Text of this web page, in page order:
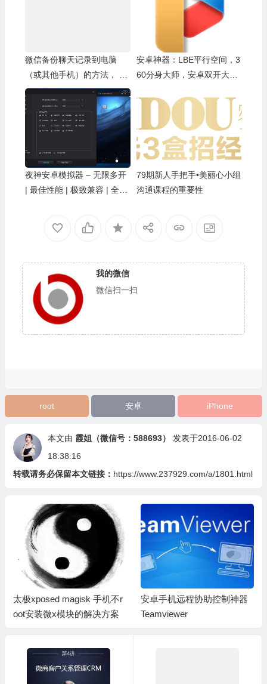
微信备份聊天记录到电脑
（或其他手机）的方法， 安
卓Android / ios苹果iPhone
简单快捷一学就会
安卓神器：LBE平行空间，3
60分身大师，安卓双开大
原版微信、qq、qq空间、微
博等各种app ，去广告pro版
夜神安卓模拟器 – 无限多开
| 最佳性能 | 极致兼容 | 全面
79期新人手把手•美丽心小组
沟通课程的重要性
我的微信
微信扫一扫
root 安卓 iPhone
本文由 霞姐（微信号：588693）
发表于2016-06-02
18:38:16
转载请务必保留本文链接： https://www.237929.com/a/1801.html
太极xposed magisk 手机不r
oot安装微x模块的解决方案
安卓手机远程协助控制神器
Teamviewer